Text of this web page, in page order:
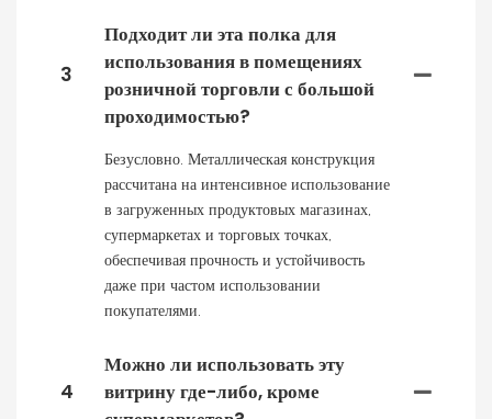
3
Подходит ли эта полка для
использования в помещениях
розничной торговли с большой
проходимостью?
Безусловно. Металлическая конструкция
рассчитана на интенсивное использование
в загруженных продуктовых магазинах,
супермаркетах и ​​торговых точках,
обеспечивая прочность и устойчивость
даже при частом использовании
покупателями.
4
Можно ли использовать эту
витрину где-либо, кроме